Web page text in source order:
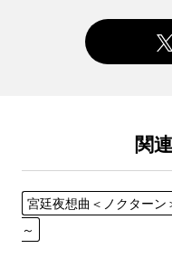
関
宮廷夜想曲＜ノクターン
～